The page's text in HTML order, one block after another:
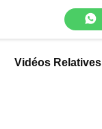
Vidéos Relatives